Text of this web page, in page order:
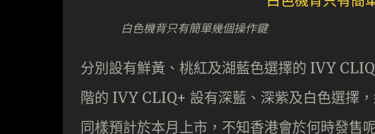
白色機背只有簡單幾個操作鍵
分別設有鮮黃、桃紅及湖藍色選擇的 IVY
階的 IVY CLIQ+ 設有深藍、深紫及白色選擇
同樣預計於本月上市，不知香港會於何時發售